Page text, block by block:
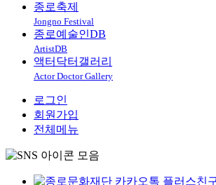
종로축제
Jongno Festival
종로예술인DB
ArtistDB
액터닥터갤러리
Actor Doctor Gallery
로그인
회원가입
전체메뉴